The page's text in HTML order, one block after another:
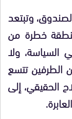
وتبتعد
خطرة من
السياسة، ولا
الطرفين تتسع
الحقيقي، إلى